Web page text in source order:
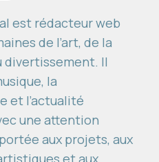
est rédacteur web
de l’art, de la
divertissement. Il
la
et l’actualité
une attention
aux projets, aux